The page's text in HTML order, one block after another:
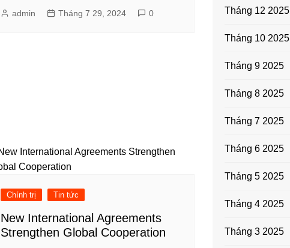
admin Tháng 7 29, 2024 0
Chính trị Tin tức
New International Agreements
Strengthen Global Cooperation
Tháng 12 2025
Tháng 10 2025
Tháng 9 2025
Tháng 8 2025
Tháng 7 2025
Tháng 6 2025
Tháng 5 2025
Tháng 4 2025
Tháng 3 2025